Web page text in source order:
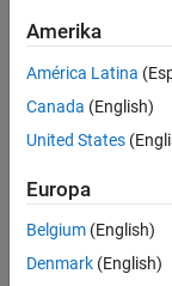
Marketing
Finance and
Human
Legal
Derzeit
es
keine
offenen
Stellen,
Ihren
Suchkriterien
entsprechen.
Amerika
América Latina
Canada (English)
United States
Europa
Belgium (English)
Denmark (English)